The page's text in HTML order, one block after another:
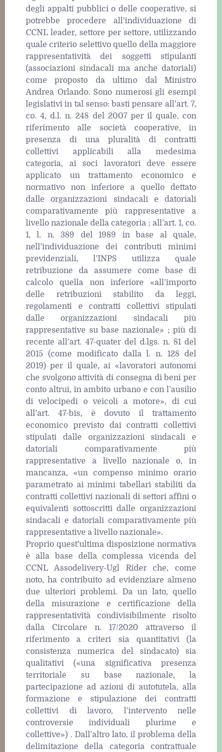
degli appalti pubblici o delle cooperative, si
potrebbe procedere all’individuazione di
CCNL leader, settore per settore, utilizzando
quale criterio selettivo quello della maggiore
rappresentatività dei soggetti stipulanti
(associazioni sindacali ma anche datoriali)
come proposto da ultimo dal Ministro
Andrea Orlando. Sono numerosi gli esempi
legislativi in tal senso: basti pensare all’art. 7,
co. 4, d.l. n. 248 del 2007 per il quale, con
riferimento alle società cooperative, in
presenza di una pluralità di contratti
collettivi applicabili alla medesima
categoria, ai soci lavoratori deve essere
applicato un trattamento economico e
normativo non inferiore a quello dettato
dalle organizzazioni sindacali e datoriali
comparativamente più rappresentative a
livello nazionale della categoria ; all’art. 1, co.
1, l. n. 389 del 1989 in base al quale,
nell’individuazione dei contributi minimi
previdenziali, l’INPS utilizza quale
retribuzione da assumere come base di
calcolo quella non inferiore «all’importo
delle retribuzioni stabilito da leggi,
regolamenti e contratti collettivi stipulati
dalle organizzazioni sindacali più
rappresentative su base nazionale» ; più di
recente all’art. 47-quater del d.lgs. n. 81 del
2015 (come modificato dalla l. n. 128 del
2019) per il quale, ai «lavoratori autonomi
che svolgono attività di consegna di beni per
conto altrui, in ambito urbano e con l’ausilio
di velocipedi o veicoli a motore», di cui
all’art. 47-bis, è dovuto il trattamento
economico previsto dai contratti collettivi
stipulati dalle organizzazioni sindacali e
datoriali comparativamente più
rappresentative a livello nazionale o, in
mancanza, «un compenso minimo orario
parametrato ai minimi tabellari stabiliti da
contratti collettivi nazionali di settori affini o
equivalenti sottoscritti dalle organizzazioni
sindacali e datoriali comparativamente più
rappresentative a livello nazionale».
Proprio quest’ultima disposizione normativa
è alla base della complessa vicenda del
CCNL Assodelivery-Ugl Rider che, come
noto, ha contribuito ad evidenziare almeno
due ulteriori problemi. Da un lato, quello
della misurazione e certificazione della
rappresentatività condivisibilmente risolto
dalla Circolare n. 17/2020 attraverso il
riferimento a criteri sia quantitativi (la
consistenza numerica del sindacato) sia
qualitativi («una significativa presenza
territoriale su base nazionale, la
partecipazione ad azioni di autotutela, alla
formazione e stipulazione dei contratti
collettivi di lavoro, l’intervento nelle
controversie individuali plurime e
collettive») . Dall’altro lato, il problema della
delimitazione della categoria contrattuale